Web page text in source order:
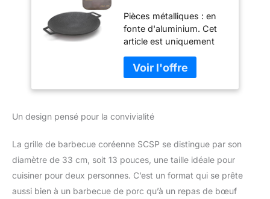
circulaire de 33 cm
[sac inclus]
Fabriqué en Corée /
Matériau naturel 6
couches / Peut être
utilisé pour les
cuisinières
extérieures.
Pièces métalliques : en
fonte d'aluminium. Cet
article est uniquement
Mais il peut également
être utilisé à la maison.
Avec un revêtement à 6
très lisse et ne colle pas
une poêle ronde
polyvalente qui peut
cuisiner des grillades aux
sautés sur les sites de
camping et les
Un design pensé pour la convivialité
La grille de barbecue coréenne SCSP se distingue par son
diamètre de 33 cm, soit 13 pouces, une taille idéale pour
cuisiner pour deux personnes. C’est un format qui se prête
aussi bien à un barbecue de porc qu’à un repas de bœuf